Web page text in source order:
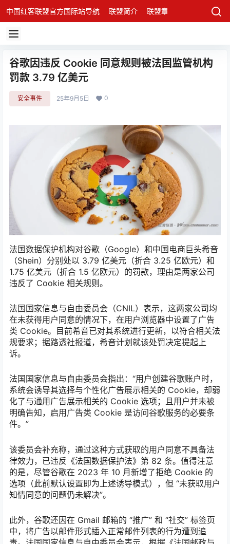
中国红客联盟官方国际站导航 联盟简介 联盟章程 联盟架构
谷歌因违反 Cookie 同意规则被法国监管机构
罚款 3.79 亿美元
安全事件 25年9月5日 0
法国数据保护机构对谷歌（Google）和中国电商巨头希音
（Shein）分别处以 3.79 亿美元（折合 3.25 亿欧元）和
1.75 亿美元（折合 1.5 亿欧元）的罚款，理由是两家公司
违反了 Cookie 相关规则。
法国国家信息与自由委员会（CNIL）表示，这两家公司均
在未获得用户同意的情况下，在用户浏览器中设置了广告
类 Cookie。目前希音已对其系统进行更新，以符合相关法
规要求；据路透社报道，希音计划就该处罚决定提起上
诉。
法国国家信息与自由委员会指出：“用户创建谷歌账户时，
系统会诱导其选择与个性化广告展示相关的 Cookie，却弱
化了与通用广告展示相关的 Cookie 选项；且用户并未被
明确告知，启用广告类 Cookie 是访问谷歌服务的必要条
件。”
该委员会补充称，通过这种方式获取的用户同意不具备法
律效力，已违反《法国数据保护法》第 82 条。值得注意
的是，尽管谷歌在 2023 年 10 月新增了拒绝 Cookie 的
选项（此前默认设置即为上述诱导模式），但 “未获取用户
知情同意的问题仍未解决”。
此外，谷歌还因在 Gmail 邮箱的 “推广” 和 “社交” 标签页
中，将广告以邮件形式插入正常邮件列表的行为遭到追